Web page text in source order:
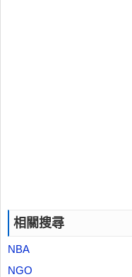
相關搜尋
NBA
NGO